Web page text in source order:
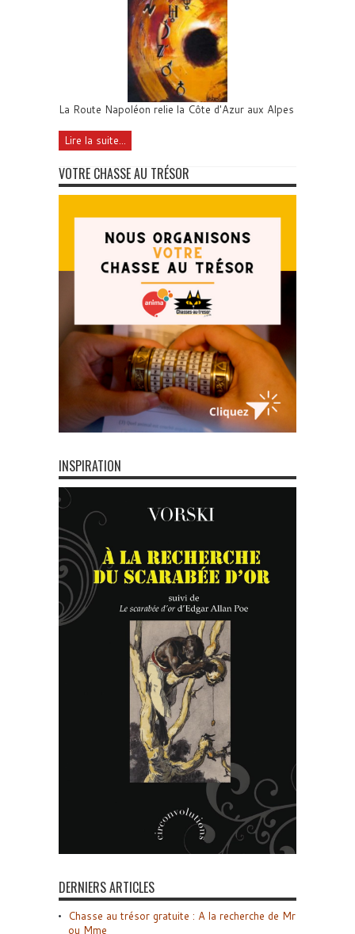
La Route Napoléon relie la Côte d'Azur aux Alpes
Lire la suite...
VOTRE CHASSE AU TRÉSOR
INSPIRATION
DERNIERS ARTICLES
Chasse au trésor gratuite : A la recherche de Mr
ou Mme